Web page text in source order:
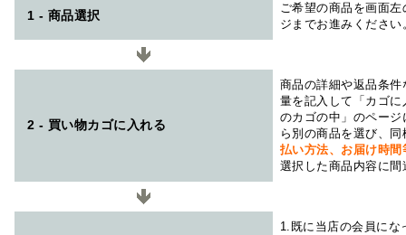
1 - 商品選択
ご希望の商品を画面
ジまでお進みください
2 - 買い物カゴに入れる
商品の詳細や返品条
量を記入して「カゴ
のカゴの中」のペー
ら別の商品を選び、
払い方法、お届け時
選択した商品内容に
1.既に当店の会員にな